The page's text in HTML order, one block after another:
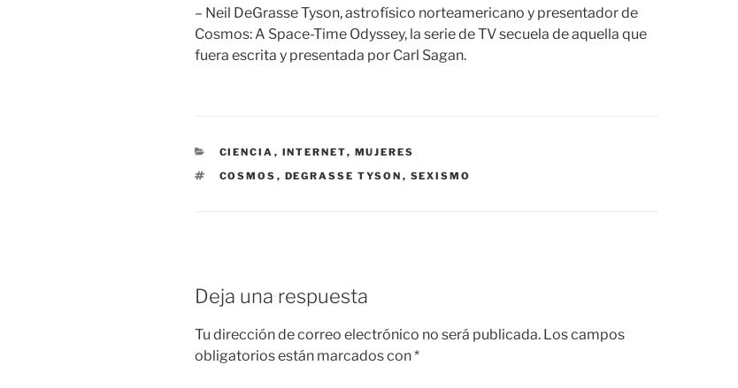
– Neil DeGrasse Tyson, astrofísico norteamericano y presentador de
Cosmos: A Space-Time Odyssey, la serie de TV secuela de aquella que
fuera escrita y presentada por Carl Sagan.
CATEGORÍAS
CIENCIA , INTERNET, MUJERES
ETIQUETAS
COSMOS , DEGRASSE TYSON , SEXISMO
Deja una respuesta
Tu dirección de correo electrónico no será publicada. Los campos
obligatorios están marcados con*